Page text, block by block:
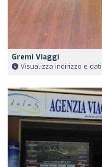
Gremi Viaggi
Visualizza indirizzo e